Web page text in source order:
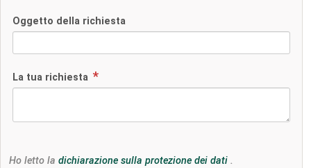
Oggetto della richiesta
La tua richiesta
Ho letto la dichiarazione sulla protezione dei dati .